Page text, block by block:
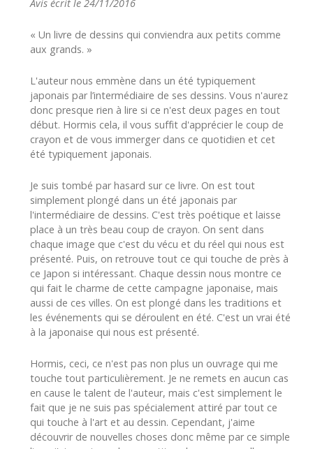
Avis écrit le 24/11/2016
« Un livre de dessins qui conviendra aux petits comme
aux grands. »
L'auteur nous emmène dans un été typiquement
japonais par l’intermédiaire de ses dessins. Vous n'aurez
donc presque rien à lire si ce n'est deux pages en tout
début. Hormis cela, il vous suffit d'apprécier le coup de
crayon et de vous immerger dans ce quotidien et cet
été typiquement japonais.
Je suis tombé par hasard sur ce livre. On est tout
simplement plongé dans un été japonais par
l'intermédiaire de dessins. C'est très poétique et laisse
place à un très beau coup de crayon. On sent dans
chaque image que c'est du vécu et du réel qui nous est
présenté. Puis, on retrouve tout ce qui touche de près à
ce Japon si intéressant. Chaque dessin nous montre ce
qui fait le charme de cette campagne japonaise, mais
aussi de ces villes. On est plongé dans les traditions et
les événements qui se déroulent en été. C'est un vrai été
à la japonaise qui nous est présenté.
Hormis, ceci, ce n'est pas non plus un ouvrage qui me
touche tout particulièrement. Je ne remets en aucun cas
en cause le talent de l'auteur, mais c'est simplement le
fait que je ne suis pas spécialement attiré par tout ce
qui touche à l'art et au dessin. Cependant, j'aime
découvrir de nouvelles choses donc même par ce simple